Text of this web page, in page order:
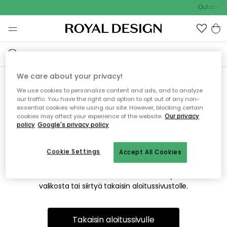
Outdoor
Emme valitettavasti löydä
etsimääsi sivua
Tämä voi johtua siitä, että sivua ei enää ole tai siitä, että se
on siirretty muualle. Pahoittelemme tästä mahdollisesti
valikosta tai siirtyä takaisin aloitussivustolle.
Takaisin aloitussivulle
We care about your privacy!
We use cookies to personalize content and ads, and to analyze
our traffic. You have the right and option to opt out of any non-
essential cookies while using our site. However, blocking certain
cookies may affect your experience of the website. Our privacy
policy Google's privacy policy
Accept All Cookies
Cookie Settings